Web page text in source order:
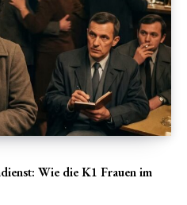
Wie die K1 Frauen im